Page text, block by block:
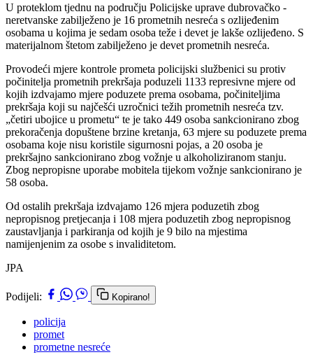
U proteklom tjednu na području Policijske uprave dubrovačko -
neretvanske zabilježeno je 16 prometnih nesreća s ozlijeđenim
osobama u kojima je sedam osoba teže i devet je lakše ozlijeđeno. S
materijalnom štetom zabilježeno je devet prometnih nesreća.
Provodeći mjere kontrole prometa policijski službenici su protiv
počinitelja prometnih prekršaja poduzeli 1133 represivne mjere od
kojih izdvajamo mjere poduzete prema osobama, počiniteljima
prekršaja koji su najčešći uzročnici težih prometnih nesreća tzv.
„četiri ubojice u prometu“ te je tako 449 osoba sankcionirano zbog
prekoračenja dopuštene brzine kretanja, 63 mjere su poduzete prema
osobama koje nisu koristile sigurnosni pojas, a 20 osoba je
prekršajno sankcionirano zbog vožnje u alkoholiziranom stanju.
Zbog nepropisne uporabe mobitela tijekom vožnje sankcionirano je
58 osoba.
Od ostalih prekršaja izdvajamo 126 mjera poduzetih zbog
nepropisnog pretjecanja i 108 mjera poduzetih zbog nepropisnog
zaustavljanja i parkiranja od kojih je 9 bilo na mjestima
namijenjenim za osobe s invaliditetom.
JPA
Podijeli: Kopirano!
policija
promet
prometne nesreće